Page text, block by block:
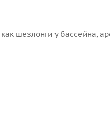
шезлонги у бассейна,